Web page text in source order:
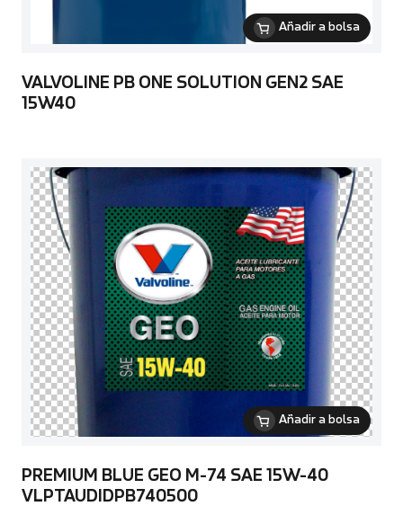
Añadir a bolsa
VALVOLINE PB ONE SOLUTION GEN2 SAE
15W40
Añadir a bolsa
PREMIUM BLUE GEO M-74 SAE 15W-40
VLPTAUDIDPB740500